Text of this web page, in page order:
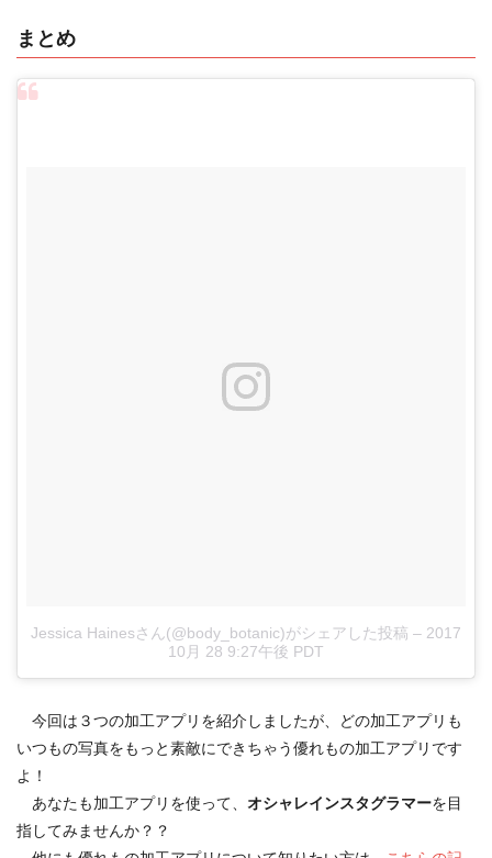
まとめ
Jessica Hainesさん(@body_botanic)がシェアした投稿 – 2017
10月 28 9:27午後 PDT
今回は３つの加工アプリを紹介しましたが、どの加工アプリも
いつもの写真をもっと素敵にできちゃう優れもの加工アプリです
よ！
あなたも加工アプリを使って、 オシャレインスタグラマーを目
指してみませんか？？